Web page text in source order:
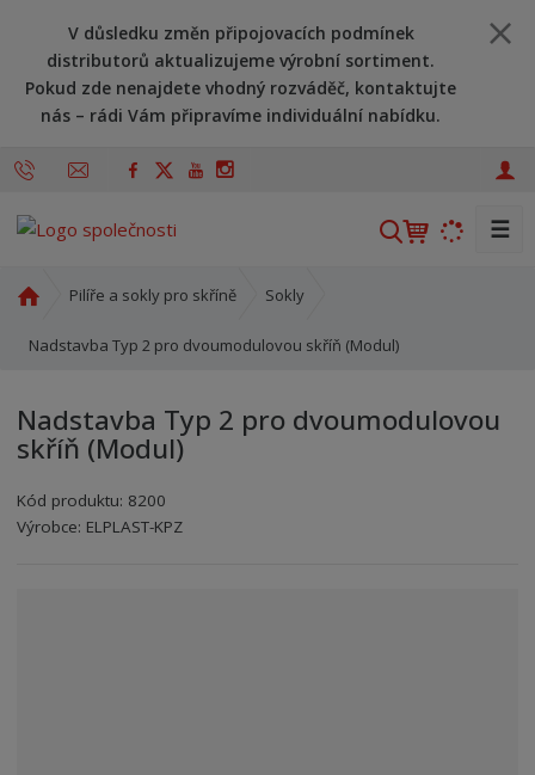
V důsledku změn připojovacích podmínek
distributorů aktualizujeme výrobní sortiment.
Pokud zde nenajdete vhodný rozváděč, kontaktujte
nás – rádi Vám připravíme individuální nabídku.
V
a
t
☰
o
í
s
r
a
Pilíře a sokly pro skříně Sokly
Nadstavba Typ 2 pro dvoumodulovou skříň (Modul)
Nadstavba Typ 2 pro dvoumodulovou
skříň (Modul)
Kód produktu: 8200
Kód výrobce: 8595208606250
Kód dodavatele:8595208606250
Výrobce: ELPLAST-KPZ